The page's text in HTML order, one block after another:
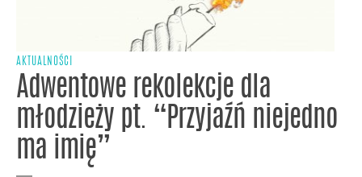
AKTUALNOŚCI
Adwentowe rekolekcje dla
młodzieży pt. “Przyjaźń niejedno
ma imię”